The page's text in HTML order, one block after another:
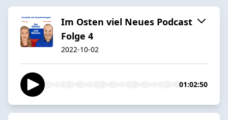
Im Osten viel Neues Podcast
Folge 4
2022-10-02
01:02:50